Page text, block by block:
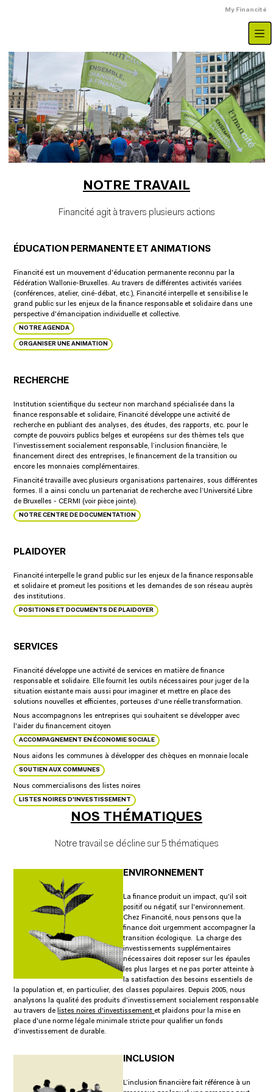
My Financité
Paragraphe page de base
Image fluide
NOTRE TRAVAIL
Financité agit à travers plusieurs actions
ÉDUCATION PERMANENTE ET ANIMATIONS
Financité est un mouvement d'éducation permanente reconnu par la
Fédération Wallonie-Bruxelles. Au travers de différentes activités variées
(conférences, atelier, ciné-débat, etc.), Financité interpelle et sensibilise le
grand public sur les enjeux de la finance responsable et solidaire dans une
perspective d'émancipation individuelle et collective.
NOTRE AGENDA
ORGANISER UNE ANIMATION
RECHERCHE
Institution scientifique du secteur non marchand spécialisée dans la
finance responsable et solidaire, Financité développe une activité de
recherche en publiant des analyses, des études, des rapports, etc. pour le
compte de pouvoirs publics belges et européens sur des thèmes tels que
l'investissement socialement responsable, l’inclusion financière, le
financement direct des entreprises, le financement de la transition ou
encore les monnaies complémentaires.
Financité travaille avec plusieurs organisations partenaires, sous différentes
formes. Il a ainsi conclu un partenariat de recherche avec l’Université Libre
de Bruxelles - CERMI (voir pièce jointe).
NOTRE CENTRE DE DOCUMENTATION
PLAIDOYER
Financité interpelle le grand public sur les enjeux de la finance responsable
et solidaire et promeut les positions et les demandes de son réseau auprès
des institutions.
POSITIONS ET DOCUMENTS DE PLAIDOYER
SERVICES
Financité développe une activité de services en matière de finance
responsable et solidaire. Elle fournit les outils nécessaires pour juger de la
situation existante mais aussi pour imaginer et mettre en place des
solutions nouvelles et efficientes, porteuses d'une réelle transformation.
Nous accompagnons les entreprises qui souhaitent se développer avec
l'aider du financement citoyen
ACCOMPAGNEMENT EN ÉCONOMIE SOCIALE
Nous aidons les communes à développer des chèques en monnaie locale
SOUTIEN AUX COMMUNES
Nous commercialisons des listes noires
LISTES NOIRES D'INVESTISSEMENT
NOS THÉMATIQUES
Notre travail se décline sur 5 thématiques
ENVIRONNEMENT
La finance produit un impact, qu'il soit
positif ou négatif, sur l'environnement.
Chez Financité, nous pensons que la
finance doit urgemment accompagner la
transition écologique. La charge des
investissements supplémentaires
nécessaires doit reposer sur les épaules
les plus larges et ne pas porter atteinte à
la satisfaction des besoins essentiels de
la population et, en particulier, des classes populaires. Depuis 2005, nous
analysons la qualité des produits d'investissement socialement responsable
au travers de listes noires d'investissement et plaidons pour la mise en
place d'une norme légale minimale stricte pour qualifier un fonds
d'investissement de durable.
INCLUSION
L’inclusion financière fait référence à un